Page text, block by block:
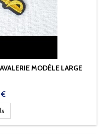
MODÈLE LARGE